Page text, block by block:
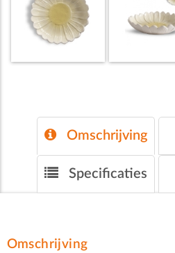
Omschrijving
Specificaties
Omschrijving